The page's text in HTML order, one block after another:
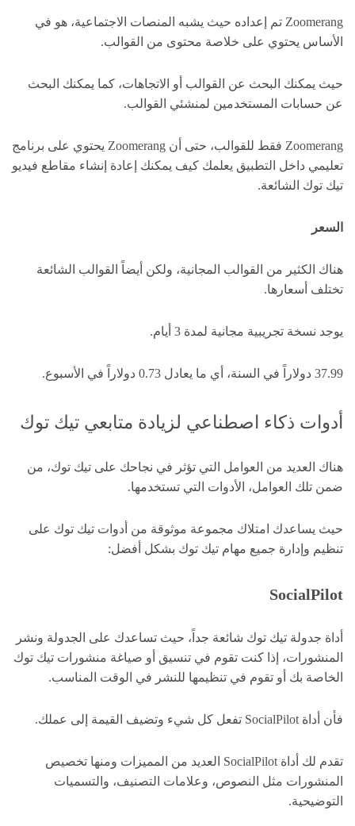
Zoomerang تم إعداده حيث يشبه المنصات الاجتماعية، هو في
الأساس يحتوي على خلاصة محتوى من القوالب.
حيث يمكنك البحث عن القوالب أو الاتجاهات، كما يمكنك البحث
عن حسابات المستخدمين لمنشئي القوالب.
Zoomerang فقط للقوالب، حتى أن Zoomerang يحتوي على برنامج
تعليمي داخل التطبيق يعلمك كيف يمكنك إعادة إنشاء مقاطع فيديو
تيك توك الشائعة.
السعر
هناك الكثير من القوالب المجانية، ولكن أيضاً القوالب الشائعة
تختلف أسعارها.
يوجد نسخة تجريبية مجانية لمدة 3 أيام.
37.99 دولاراً في السنة، أي ما يعادل 0.73 دولاراً في الأسبوع.
أدوات ذكاء اصطناعي لزيادة متابعي تيك توك
هناك العديد من العوامل التي تؤثر في نجاحك على تيك توك، من
ضمن تلك العوامل، الأدوات التي تستخدمها.
حيث يساعدك امتلاك مجموعة موثوقة من أدوات تيك توك على
تنظيم وإدارة جميع مهام تيك توك بشكل أفضل:
SocialPilot
أداة جدولة تيك توك شائعة جداً، حيث تساعدك على الجدولة ونشر
المنشورات، إذا كنت تقوم في تنسيق أو صياغة منشورات تيك توك
الخاصة بك أو تقوم في تنظيمها للنشر في الوقت المناسب.
فأن أداة SocialPilot تفعل كل شيء وتضيف القيمة إلى عملك.
تقدم لك أداة SocialPilot العديد من المميزات ومنها تخصيص
المنشورات مثل النصوص، وعلامات التصنيف، والتسميات
التوضيحية.